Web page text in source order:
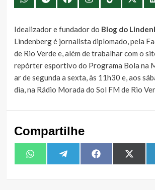
Idealizador e fundador do Blog do
Lindenberg é jornalista diplomado, pela
de Rio Verde e, além de trabalhar com o
repórter esportivo do Programa Bola na
ar de segunda a sexta, às 11h30 e, aos
dia, na Rádio Morada do Sol FM de Rio
Compartilhe
Share
on
WhatsAppShare
on
TelegramShare
on
FacebookShare
on
X